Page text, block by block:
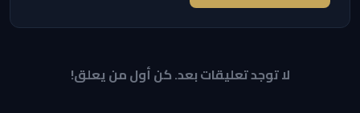
لا توجد تعليقات بعد. كن أول من يعلق!